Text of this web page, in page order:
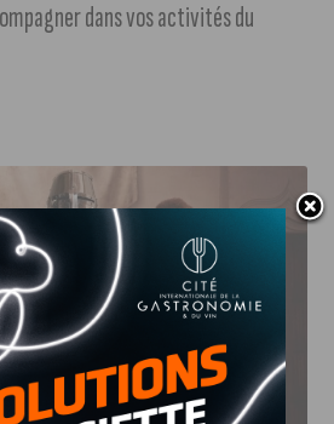
dans vos activités du
NOUVEAUX MAILLOTS POUR LA